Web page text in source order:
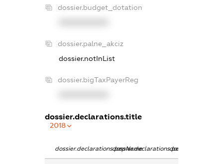
dossier.budget_dotation
dossier.palne_akciz
dossier.notInList
dossier.bigTaxPayerReg
dossier.declarations.title
2018
dossier.declarations.pepNamedossier.declarations.personName